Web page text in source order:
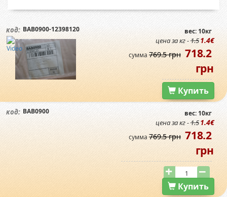
код: BAB0900-12398120 вес: 10кг
цена за кг -1.51.4€
сумма769.5 грн 718.2
грн
Купить
код: BAB0900 вес: 10кг
цена за кг -1.51.4€
сумма769.5 грн 718.2
грн
Купить